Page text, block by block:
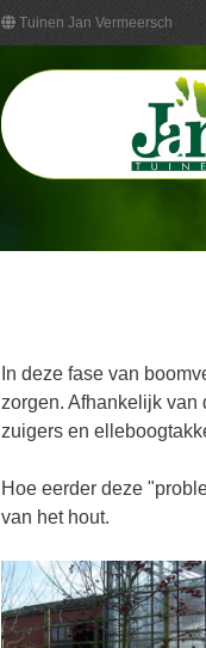
Tuinen Jan Vermeersch
In deze fase van
zorgen. Afhankelijk
zuigers en
Hoe eerder deze
van het hout.